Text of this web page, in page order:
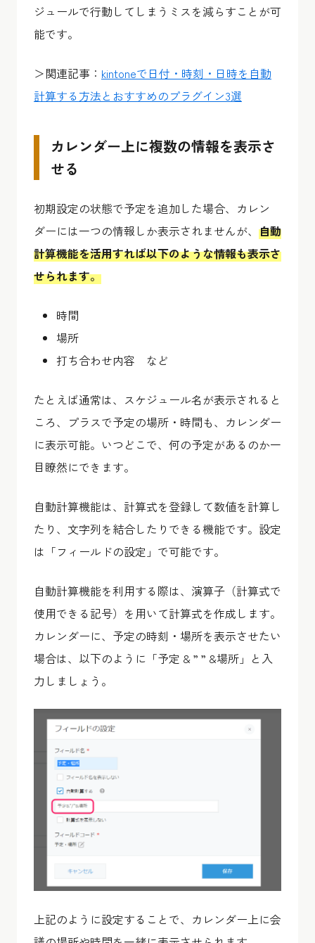
ジュールで行動してしまうミスを減らすことが可
能です。
＞関連記事： kintoneで日付・時刻・日時を自動
計算する方法とおすすめのプラグイン3選
カレンダー上に複数の情報を表示さ
せる
初期設定の状態で予定を追加した場合、カレン
ダーには一つの情報しか表示されませんが、 自動
計算機能を活用すれば以下のような情報も表示さ
せられます。
時間
場所
打ち合わせ内容 など
たとえば通常は、スケジュール名が表示されると
ころ、プラスで予定の場所・時間も、カレンダー
に表示可能。いつどこで、何の予定があるのか一
目瞭然にできます。
自動計算機能は、計算式を登録して数値を計算し
たり、文字列を結合したりできる機能です。設定
は「フィールドの設定」で可能です。
自動計算機能を利用する際は、演算子（計算式で
使用できる記号）を用いて計算式を作成します。
カレンダーに、予定の時刻・場所を表示させたい
場合は、以下のように「予定 & ” ” &場所」と入
力しましょう。
上記のように設定することで、カレンダー上に会